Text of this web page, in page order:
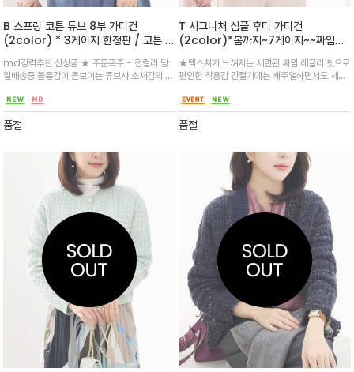
B 스프링 코튼 튜브 8부 가디건
(2color) * 3게이지 한정판 / 코튼 소
적인 가디건
md강력추천 신상품 ★ 주문폭주 - 전컬러 당
일배송중 볼륨감이 돋보이는 튜브사 소재감의 벌
8부기장의 라인디드 실루엣 사랑스러움이 가득
한 니트 가디건
품절
T 시그니처 심플 후디 가디건
(2color)*봄까지~7게이지~~짜임의
퍼 등 아우터와 레이어드하기 좋아 활용
도가 높은 아이템
★텍스쳐가 느껴지는 세련된 짜임 레귤러 핏으로
편안한 착용감 간절기에는 캐주얼하면서도 세련
품절